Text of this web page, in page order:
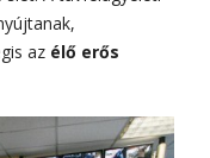
az élő erős